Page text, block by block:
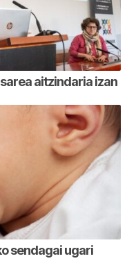
aitzindaria izan
sendagai ugari